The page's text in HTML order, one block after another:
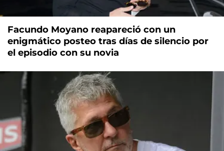
Facundo Moyano reapareció con un
enigmático posteo tras días de silencio por
el episodio con su novia